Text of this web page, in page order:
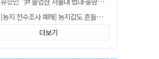
[농지 전수조사 폐해] 농지값도 흔들리나…"도지 막히면 헐값 매물 나올 수도"
[농지 전수조사 폐해] '쌀 받고 논 내 준' 도지농 이제 어쩌나?
더보기